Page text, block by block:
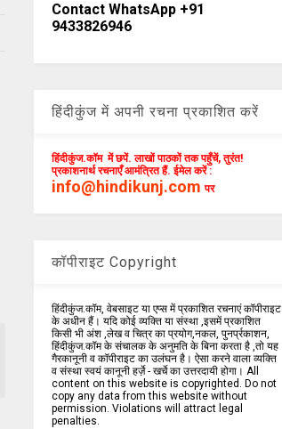
Contact WhatsApp +91
9433826946
हिंदीकुंज में अपनी रचना प्रकाशित करें
हिंदीकुंज.कॉम में छपें. लाखों पाठकों तक पहुँचें, तुरंत!
प्रकाशनार्थ रचनाएँ आमंत्रित हैं. ईमेल करें :
info@hindikunj.com पर
कॉपीराइट Copyright
हिंदीकुंज.कॉम, वेबसाइट या एप्स में प्रकाशित रचनाएं कॉपीराइट
के अधीन हैं। यदि कोई व्यक्ति या संस्था ,इसमें प्रकाशित
किसी भी अंश ,लेख व चित्र का प्रयोग,नकल, पुनर्प्रकाशन,
हिंदीकुंज.कॉम के संचालक के अनुमति के बिना करता है ,तो यह
गैरकानूनी व कॉपीराइट का उलंघन है। ऐसा करने वाला व्यक्ति
व संस्था स्वयं कानूनी हर्ज़े - खर्चे का उत्तरदायी होगा। All
content on this website is copyrighted. Do not
copy any data from this website without
permission. Violations will attract legal
penalties.